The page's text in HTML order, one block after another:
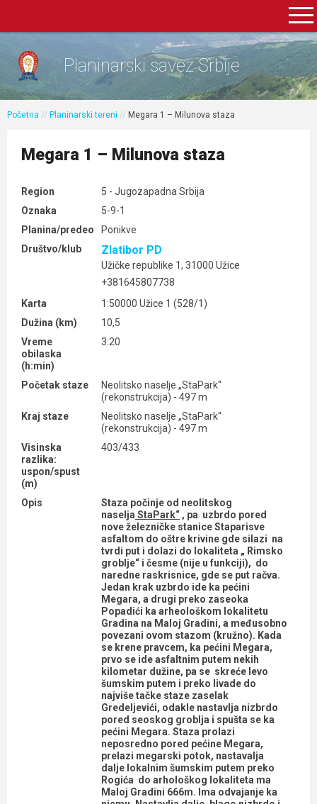
Planinarski savez Srbije
Početna // Planinarski tereni // Megara 1 – Milunova staza
Megara 1 – Milunova staza
Region
5 - Jugozapadna Srbija
Oznaka
5-9-1
Planina/predeo
Ponikve
Društvo/klub
Zlatibor PD
Užičke republike 1, 31000 Užice
+381645807738
Karta
1:50000 Užice 1 (528/1)
Dužina (km)
10,5
Vreme
obilaska
(h:min)
3:20
Početak staze
Neolitsko naselje „StaPark“
(rekonstrukcija) - 497 m
Kraj staze
Neolitsko naselje „StaPark“
(rekonstrukcija) - 497 m
Visinska
razlika:
uspon/spust
(m)
403/433
Opis
Staza počinje od neolitskog
naselja StaPark“ , pa uzbrdo pored
nove železničke stanice Staparisve
asfaltom do oštre krivine gde silazi na
tvrdi put i dolazi do lokaliteta „ Rimsko
groblje“ i česme (nije u funkciji), do
naredne raskrisnice, gde se put račva.
Jedan krak uzbrdo ide ka pećini
Megara, a drugi preko zaseoka
Popadići ka arheološkom lokalitetu
Gradina na Maloj Gradini, a međusobno
povezani ovom stazom (kružno). Kada
se krene pravcem, ka pećini Megara,
prvo se ide asfaltnim putem nekih
kilometar dužine, pa se skreće levo
šumskim putem i preko livade do
najviše tačke staze zaselak
Gredeljevići, odakle nastavlja nizbrdo
pored seoskog groblja i spušta se ka
pećini Megara. Staza prolazi
neposredno pored pećine Megara,
prelazi megarski potok, nastavalja
dalje lokalnim šumskim putem preko
Rogića do arhološkog lokaliteta ma
Maloj Gradini 666m. Ima odvajanje ka